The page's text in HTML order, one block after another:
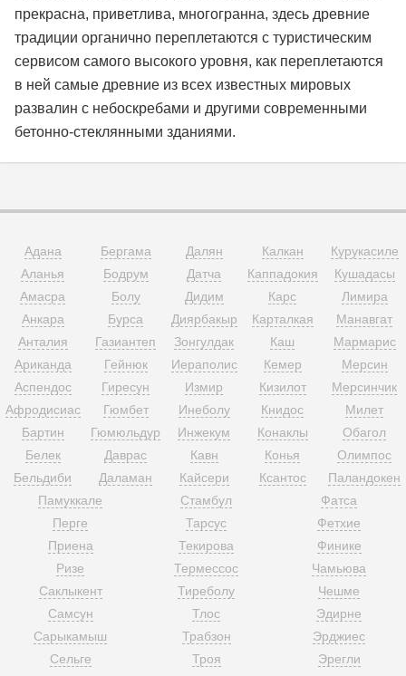
прекрасна, приветлива, многогранна, здесь древние
традиции органично переплетаются с туристическим
сервисом самого высокого уровня, как переплетаются
в ней самые древние из всех известных мировых
развалин с небоскребами и другими современными
бетонно-стеклянными зданиями.
Адана
Аланья
Амасра
Анкара
Анталия
Ариканда
Аспендос
Афродисиас
Бартин
Белек
Бельдиби
Бергама
Бодрум
Болу
Бурса
Газиантеп
Гейнюк
Гиресун
Гюмбет
Гюмюльдур
Даврас
Даламан
Далян
Датча
Дидим
Диярбакыр
Зонгулдак
Иераполис
Измир
Инеболу
Инжекум
Кавн
Кайсери
Калкан
Каппадокия
Карс
Карталкая
Каш
Кемер
Кизилот
Книдос
Конаклы
Конья
Ксантос
Курукасиле
Кушадасы
Лимира
Манавгат
Мармарис
Мерсин
Мерсинчик
Милет
Обагол
Олимпос
Паландокен
Памуккале
Перге
Приена
Ризе
Саклыкент
Самсун
Сарыкамыш
Сельге
Стамбул
Тарсус
Текирова
Термессос
Тиреболу
Тлос
Трабзон
Троя
Фатса
Фетхие
Финике
Чамьюва
Чешме
Эдирне
Эрджиес
Эрегли